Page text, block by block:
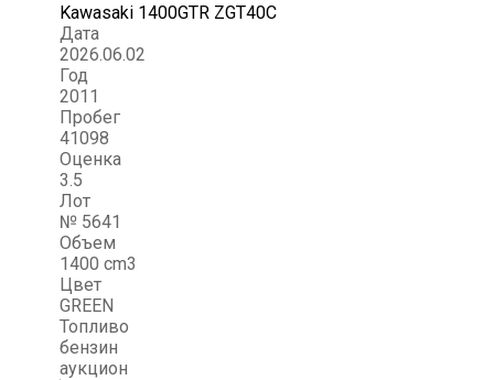
Kawasaki 1400GTR ZGT40C
Дата
2026.06.02
Год
2011
Пробег
41098
Оценка
3.5
Лот
№ 5641
Объем
1400 cm3
Цвет
GREEN
Топливо
бензин
аукцион